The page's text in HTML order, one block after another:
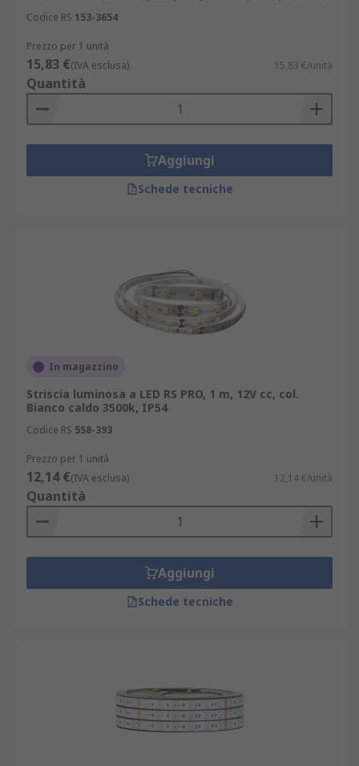
Codice RS 153-3654
Prezzo per 1 unità
15,83 €(IVA esclusa) 15,83 €/unità
Quantità
Aggiungi
Schede tecniche
In magazzino
Striscia luminosa a LED RS PRO, 1 m, 12V cc, col.
Bianco caldo 3500k, IP54
Codice RS 558-393
Prezzo per 1 unità
12,14 €(IVA esclusa) 12,14 €/unità
Quantità
Aggiungi
Schede tecniche